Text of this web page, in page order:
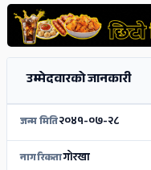
उम्मेदवारको जानकारी
जन्म मिति२०४१-०७-२८
नागरिकतागोरखा